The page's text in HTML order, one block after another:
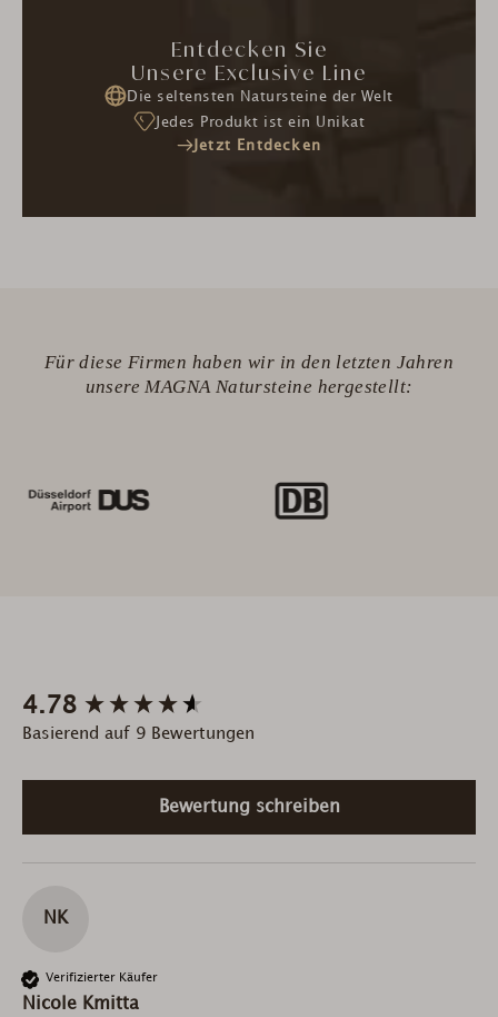
Entdecken Sie
Unsere Exclusive Line
Die seltensten Natursteine der Welt
Jedes Produkt ist ein Unikat
Jetzt Entdecken
Für diese Firmen haben wir in den letzten Jahren
unsere MAGNA Natursteine hergestellt:
4.78
Basierend auf 9 Bewertungen
Bewertung schreiben
NK
Verifizierter Käufer
Nicole Kmitta
New content loaded